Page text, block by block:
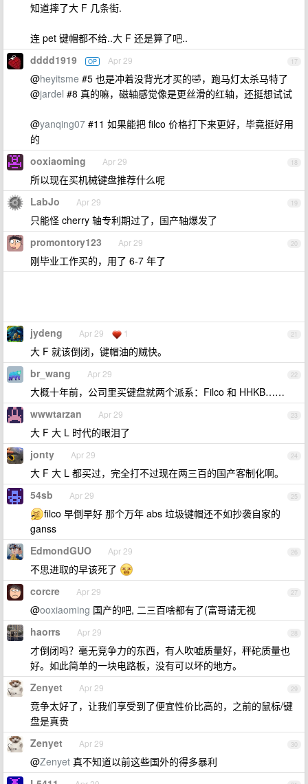
知道摔了大 F 几条街.
连 pet 键帽都不给..大 F 还是算了吧..
17
dddd1919 OP Apr 29
@heyitsme #5 也是冲着没背光才买的🤣，跑马灯太杀马特了
@jardel #8 真的嘛，磁轴感觉像是更丝滑的红轴，还挺想试试
@yanqing07 #11 如果能把 filco 价格打下来更好，毕竟挺好用
的
18
ooxiaoming Apr 29
所以现在买机械键盘推荐什么呢
19
LabJo Apr 29
只能怪 cherry 轴专利期过了，国产轴爆发了
20
promontory123 Apr 29
刚毕业工作买的，用了 6-7 年了
21
jydeng Apr 29 1
大 F 就该倒闭，键帽油的贼快。
22
br_wang Apr 29
大概十年前，公司里买键盘就两个派系：Filco 和 HHKB……
23
wwwtarzan Apr 29
大 F 大 L 时代的眼泪了
24
jonty Apr 29
大 F 大 L 都买过，完全打不过现在两三百的国产客制化啊。
25
54sb Apr 29
filco 早倒早好 那个万年 abs 垃圾键帽还不如抄袭自家的
ganss
26
EdmondGUO Apr 29
不思进取的早该死了
27
corcre Apr 29
@ooxiaoming 国产的吧, 二三百啥都有了(富哥请无视
28
haorrs Apr 29
才倒闭吗？毫无竞争力的东西，有人吹嘘质量好，秤砣质量也
好。如此简单的一块电路板，没有可以坏的地方。
29
Zenyet Apr 29
竞争太好了，让我们享受到了便宜性价比高的，之前的鼠标/键
盘是真贵
30
Zenyet Apr 29
@Zenyet 真不知道以前这些国外的得多暴利